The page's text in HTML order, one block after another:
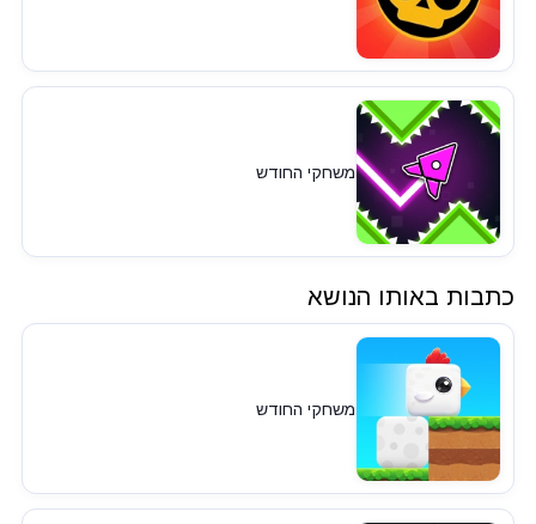
משחקי החודש
כתבות באותו הנושא
משחקי החודש